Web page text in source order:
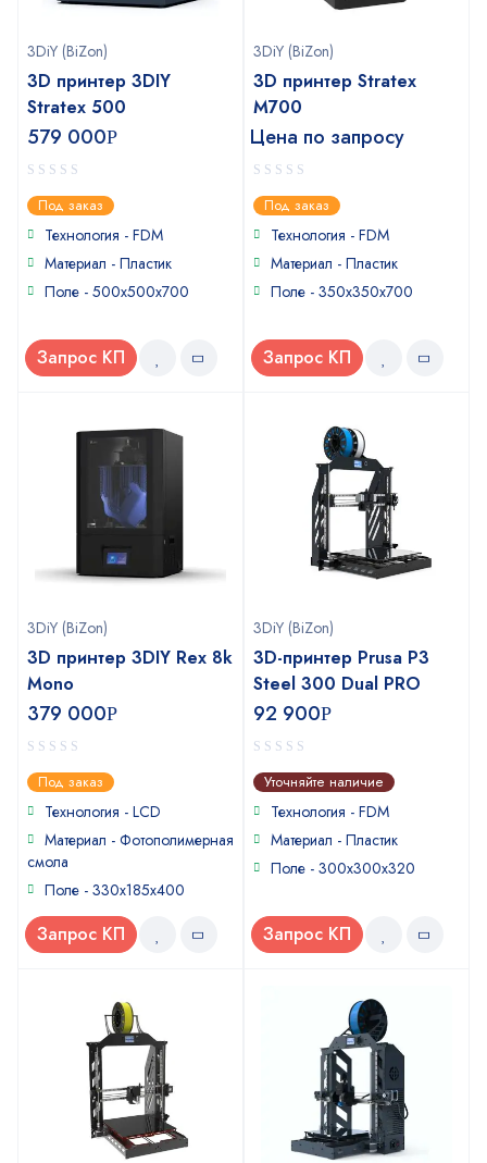
3DiY (BiZon)
3D принтер 3DIY
Stratex 500
579 000Р
0
out
of
Под заказ
Технология - FDM
Материал - Пластик
Поле - 500x500x700
Запрос КП
3DiY (BiZon)
3D принтер Stratex
M700
Цена по запросу
0
out
of
Под заказ
Технология - FDM
Материал - Пластик
Поле - 350x350x700
Запрос КП
3DiY (BiZon)
3D принтер 3DIY Rex 8k
Mono
379 000Р
0
out
of
Под заказ
Технология - LCD
Материал - Фотополимерная
смола
Поле - 330х185х400
Запрос КП
3DiY (BiZon)
3D-принтер Prusa P3
Steel 300 Dual PRO
92 900Р
0
out
of
Уточняйте наличие
Технология - FDM
Материал - Пластик
Поле - 300x300x320
Запрос КП